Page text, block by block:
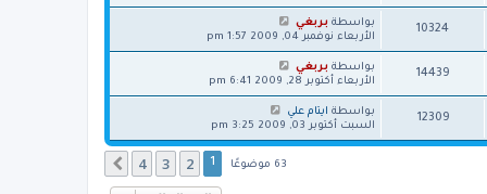
10324 بواسطة بربغي
الأربعاء نوفمبر 04, 2009 1:57 pm
14439 بواسطة بربغي
الأربعاء أكتوبر 28, 2009 6:41 pm
12309 بواسطة ايتام علي
السبت أكتوبر 03, 2009 3:25 pm
63 موضوعًا 1
2
3
4 التالي